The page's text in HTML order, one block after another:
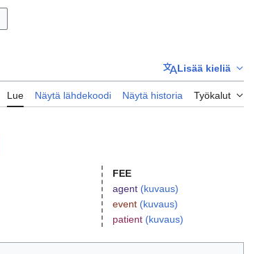
Lisää kieliä
Lue Näytä lähdekoodi Näytä historia Työkalut
FEE
agent (kuvaus)
event (kuvaus)
patient (kuvaus)